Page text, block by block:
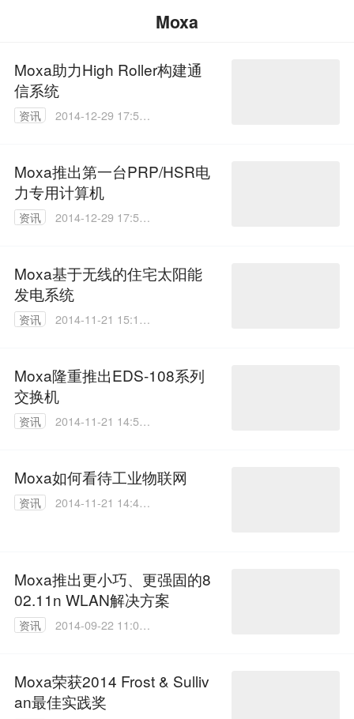
Moxa
Moxa助力High Roller构建通
信系统
资讯
2014-12-29 17:56:
Moxa推出第一台PRP/HSR电
力专用计算机
资讯
2014-12-29 17:53:
Moxa基于无线的住宅太阳能
发电系统
资讯
2014-11-21 15:14:
Moxa隆重推出EDS-108系列
交换机
资讯
2014-11-21 14:51:
Moxa如何看待工业物联网
资讯
2014-11-21 14:46:
Moxa推出更小巧、更强固的8
02.11n WLAN解决方案
资讯
2014-09-22 11:04:
Moxa荣获2014 Frost & Sulliv
an最佳实践奖